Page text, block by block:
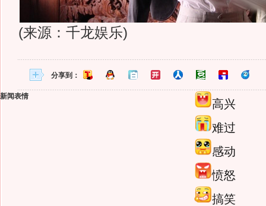
(来源：千龙娱乐)
分享到：
新闻表情
高兴
难过
感动
愤怒
搞笑